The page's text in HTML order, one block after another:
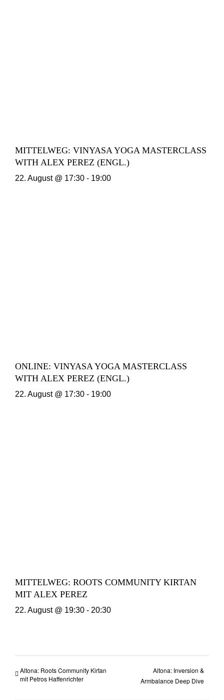
MITTELWEG: VINYASA YOGA MASTERCLASS
WITH ALEX PEREZ (ENGL.)
22. August @ 17:30 - 19:00
ONLINE: VINYASA YOGA MASTERCLASS
WITH ALEX PEREZ (ENGL.)
22. August @ 17:30 - 19:00
MITTELWEG: ROOTS COMMUNITY KIRTAN
MIT ALEX PEREZ
22. August @ 19:30 - 20:30
Altona: Roots Community Kirtan
mit Petros Haffenrichter
Altona: Inversion &
Armbalance Deep Dive